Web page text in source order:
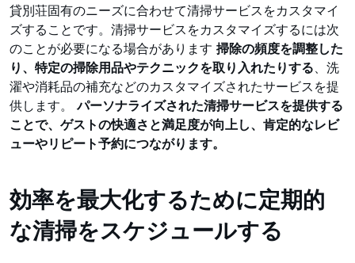
貸別荘固有のニーズに合わせて清掃サービスをカスタマイ
ズすることです。清掃サービスをカスタマイズするには次
のことが必要になる場合があります 掃除の頻度を調整した
り、特定の掃除用品やテクニックを取り入れたりする 、洗
濯や消耗品の補充などのカスタマイズされたサービスを提
供します。パーソナライズされた清掃サービスを提供する
ことで、ゲストの快適さと満足度が向上し、肯定的なレビ
ューやリピート予約につながります。
効率を最大化するために定期的
な清掃をスケジュールする